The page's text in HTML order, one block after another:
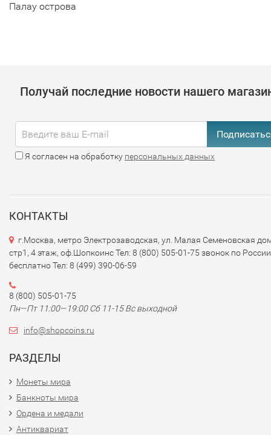
Палау острова
Получай последние новости нашего
Я согласен на обработку персональных данных
КОНТАКТЫ
г.Москва, метро Электрозаводская, ул. Малая Семеновская
стр1, 4 этаж, оф.Шопкоинс Тел: 8 (800) 505-01-75 звонок по России
бесплатно Тел: 8 (499) 390-06-59
8 (800) 505-01-75
Пн—Пт 11:00—19:00 Сб 11-15 Вс выходной
info@shopcoins.ru
РАЗДЕЛЫ
Монеты мира
Банкноты мира
Ордена и медали
Антиквариат